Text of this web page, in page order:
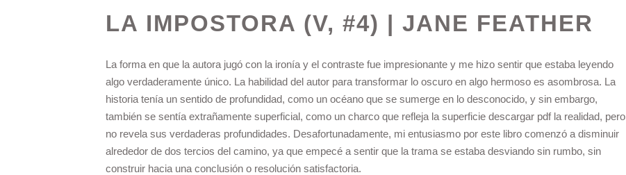
LA IMPOSTORA (V, #4) | JANE FEATHER
La forma en que la autora jugó con la ironía y el contraste fue impresionante y me hizo sentir que estaba leyendo
algo verdaderamente único. La habilidad del autor para transformar lo oscuro en algo hermoso es asombrosa. La
historia tenía un sentido de profundidad, como un océano que se sumerge en lo desconocido, y sin embargo,
también se sentía extrañamente superficial, como un charco que refleja la superficie descargar pdf la realidad, pero
no revela sus verdaderas profundidades. Desafortunadamente, mi entusiasmo por este libro comenzó a disminuir
alrededor de dos tercios del camino, ya que empecé a sentir que la trama se estaba desviando sin rumbo, sin
construir hacia una conclusión o resolución satisfactoria.